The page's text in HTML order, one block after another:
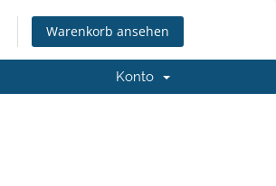
Warenkorb ansehen
Konto